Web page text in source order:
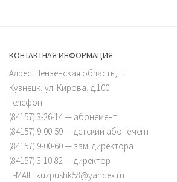
КОНТАКТНАЯ ИНФОРМАЦИЯ
Адрес: Пензенская область, г.
Кузнецк, ул. Кирова, д.100
Телефон:
(84157) 3-26-14 — абонемент
(84157) 9-00-59 — детский абонемент
(84157) 9-00-60 — зам. директора
(84157) 3-10-82 — директор
E-MAIL: kuzpushk58@yandex.ru